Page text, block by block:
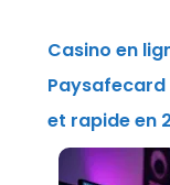
Casino en
Paysafecard
et rapide en